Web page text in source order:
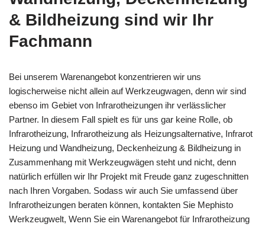
& Bildheizung sind wir Ihr
Fachmann
Bei unserem Warenangebot konzentrieren wir uns
logischerweise nicht allein auf Werkzeugwagen, denn wir sind
ebenso im Gebiet von Infrarotheizungen ihr verlässlicher
Partner. In diesem Fall spielt es für uns gar keine Rolle, ob
Infrarotheizung, Infrarotheizung als Heizungsalternative, Infrarot
Heizung und Wandheizung, Deckenheizung & Bildheizung in
Zusammenhang mit Werkzeugwägen steht und nicht, denn
natürlich erfüllen wir Ihr Projekt mit Freude ganz zugeschnitten
nach Ihren Vorgaben. Sodass wir auch Sie umfassend über
Infrarotheizungen beraten können, kontakten Sie Mephisto
Werkzeugwelt, Wenn Sie ein Warenangebot für Infrarotheizung